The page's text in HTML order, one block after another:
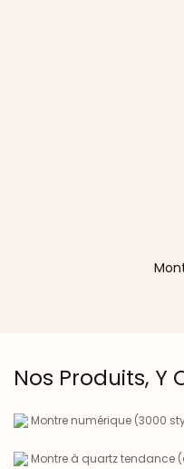
Nos Produits, Y
Montre numérique (3000
Montre à quartz tendance